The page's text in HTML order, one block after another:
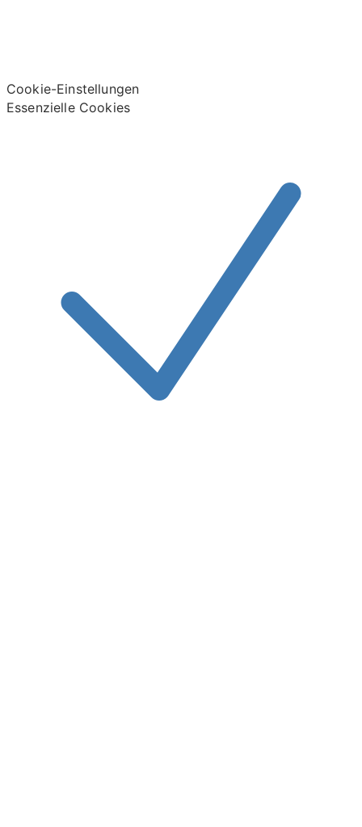
Cookie-Einstellungen
Essenzielle Cookies